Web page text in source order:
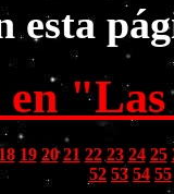
esta
en
18 19 20 21 22 23 24 25
52 53 54 55